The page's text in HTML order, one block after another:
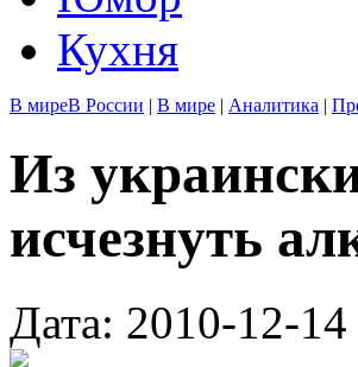
Кухня
В миреВ России | В мире | Аналитика |
Из
исчезнуть
Дата: 2010-12-14